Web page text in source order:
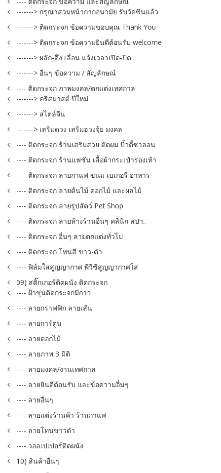
-------> กรุณาสวมหน้ากากอนามัย รับวัคซีนแล้ว
-------> ติดกระจก ข้อความขอบคุณ Thank You
-------> ติดกระจก ข้อความยินดีต้อนรับ welcome
-------> ผลัก-ดึง เลื่อน แจ้งเวลาเปิด-ปิด
-------> อื่นๆ ข้อความ / สัญลักษณ์
---- ติดกระจก ภาพมงคล/ตกแต่งเทศกาล
-------> คริสมาสต์ ปีใหม่
-------> สไตล์จีน
-------> เสริมดวง เสริมฮวงจุ้ย มงคล
---- ติดกระจก ร้านเสริมสวย ตัดผม บิ้วตี้ซาลอน
---- ติดกระจก ร้านแฟชั่น เสื้อผ้ากระเป๋ารองเท้า
---- ติดกระจก ลายกาแฟ ขนม เบเกอรี่ อาหาร
---- ติดกระจก ลายต้นไม้ ดอกไม้ และผลไม้
---- ติดกระจก ลายรูปสัตว์ Pet Shop
---- ติดกระจก ลายห้างร้านอื่นๆ คลินิก สปา..
---- ติดกระจก อื่นๆ ลายตกแต่งทั่วไป
---- ติดกระจก โทนสี ขาว-ดำ
---- ฟิล์มใสสูญญากาศ พีวีซีสูญญากาศใส
09) สติ๊กเกอร์ติดผนัง ติดกระจก
---- ฝ้าขุ่นติดกระจกมีกาว
---- ลายกราฟฟิก ลายเส้น
---- ลายการ์ตูน
---- ลายดอกไม้
---- ลายภาพ 3 มิติ
---- ลายมงคล/งานเทศกาล
---- ลายยินดีต้อนรับ และข้อความอื่นๆ
---- ลายอื่นๆ
---- ลายแต่งร้านค้า ร้านกาแฟ
---- ลายโทนขาวดำ
---- วอลเปเปอร์ติดผนัง
10) สินค้าอื่นๆ